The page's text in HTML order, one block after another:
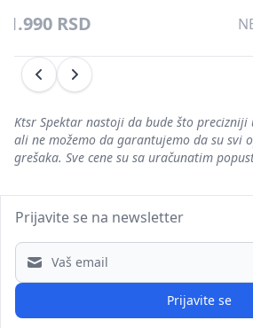
RSD
Prethodni
Sledeći
Ktsr Spektar nastoji da bude što precizniji
ali ne možemo da garantujemo da su svi
grešaka. Sve cene su sa uračunatim
Prijavite se na newsletter
Email address
Prijavite se